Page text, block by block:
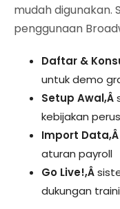
mudah digunakan.
penggunaan
Daftar &
untuk demo
Setup Awal,Â
kebijakan
Import Data,Â
aturan payroll
Go Live!,Â
dukungan